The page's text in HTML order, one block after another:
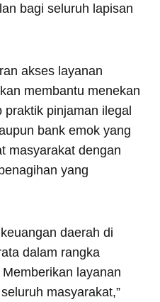
bagi seluruh lapisan
akses layanan
membantu menekan
praktik pinjaman ilegal
bank emok yang
masyarakat dengan
yang
daerah di
dalam rangka
layanan
masyarakat,”